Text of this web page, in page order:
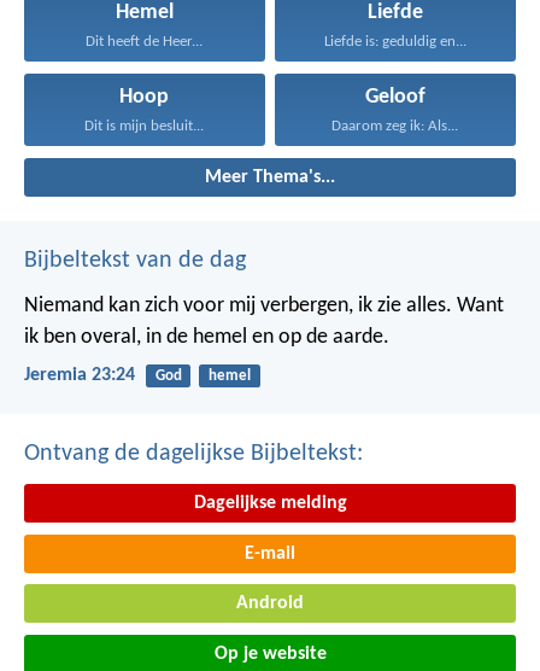
Hemel
Dit heeft de Heer...
Liefde
Liefde is: geduldig en...
Hoop
Dit is mijn besluit...
Geloof
Daarom zeg ik: Als...
Meer Thema's...
Bijbeltekst van de dag
Niemand kan zich voor mij verbergen, ik zie alles. Want
ik ben overal, in de hemel en op de aarde.
Jeremia 23:24 God hemel
Ontvang de dagelijkse Bijbeltekst:
Dagelijkse melding
E-mail
Android
Op je website